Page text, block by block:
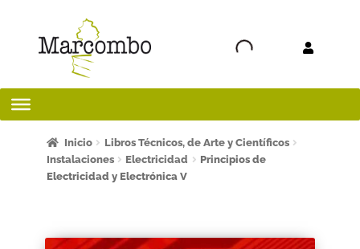
navegación
contenido
¡Bienvenido al apartado para profesores!
Inicio
Libros Técnicos, de Arte y Científicos
Instalaciones
Electricidad
Principios de
Electricidad y Electrónica V